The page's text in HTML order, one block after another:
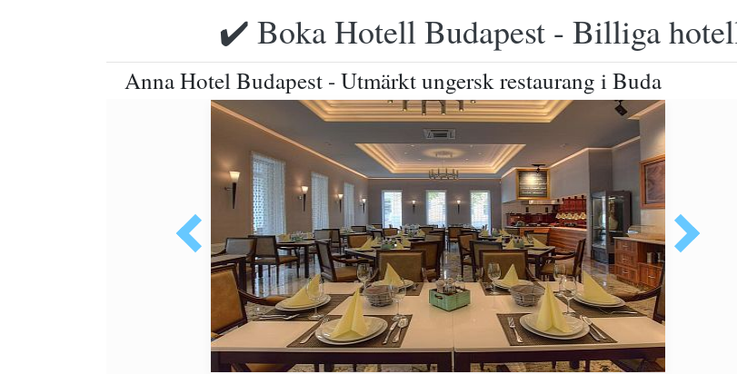
✔️ Boka Hotell Budapest - Billiga
Anna Hotel Budapest - Utmärkt ungersk restaurang i Buda